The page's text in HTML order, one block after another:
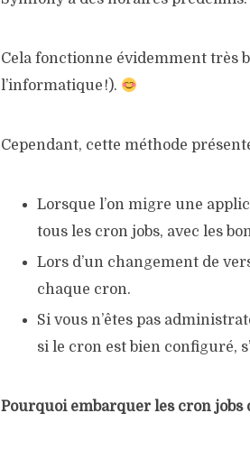
Cela fonctionne évidemment très
l’informatique !).
Cependant, cette méthode
Lorsque l’on migre une
tous les cron jobs, avec les
Lors d’un changement de
chaque cron.
Si vous n’êtes pas
si le cron est bien configuré,
Pourquoi embarquer les cron jobs